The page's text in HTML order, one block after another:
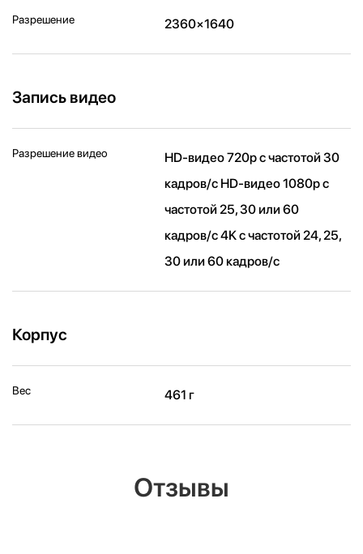
Разрешение 2360×1640
Запись видео
Разрешение видео
HD-видео 720p с частотой 30
кадров/ с HD-видео 1080p с
частотой 25, 30 или 60
кадров/ с 4K с частотой 24, 25,
30 или 60 кадров/ с
Корпус
Вес 461 г
Отзывы